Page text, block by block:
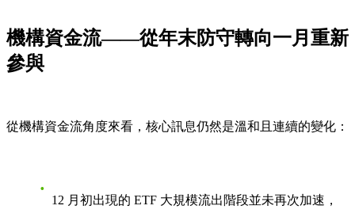
機構資金流——從年末防守轉向一月重新
參與
從機構資金流角度來看，核心訊息仍然是溫和且連續的變化：
12 月初出現的 ETF 大規模流出階段並未再次加速，